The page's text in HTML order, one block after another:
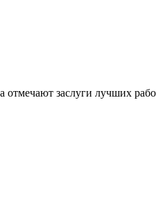
заслуги лучших